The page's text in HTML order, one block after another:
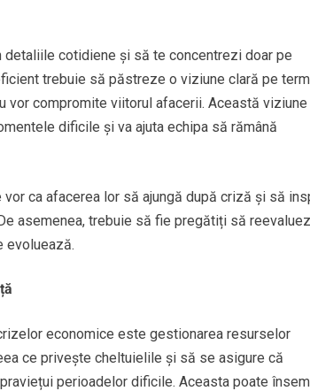
cotidiene și să te concentrezi doar pe
trebuie să păstreze o viziune clară pe
compromite viitorul afacerii. Această viziune
dificile și va ajuta echipa să rămână
ca afacerea lor să ajungă după criză și să
asemenea, trebuie să fie pregătiți să
evoluează.
economice este gestionarea resurselor
ce privește cheltuielile și să se asigure că
perioadelor dificile. Aceasta poate